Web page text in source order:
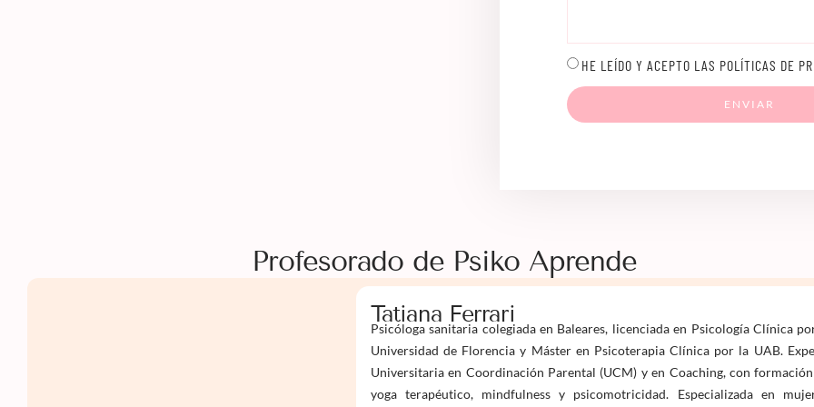
HE LEÍDO Y ACEPTO LAS POLÍTICAS DE
ENVIAR
Profesorado de Psiko Aprende
Tatiana Ferrari
Psicóloga sanitaria colegiada en Baleares, licenciada en Psicología Clínica
Universidad de Florencia y Máster en Psicoterapia Clínica por la UAB.
Universitaria en Coordinación Parental (UCM) y en Coaching, con
yoga terapéutico, mindfulness y psicomotricidad. Especializada en